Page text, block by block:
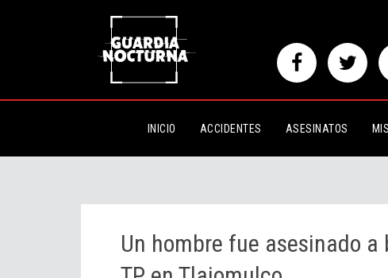
INICIO ACCIDENTES ASESINATOS
Un hombre fue asesinado a bordo
Un hombre fue asesinado